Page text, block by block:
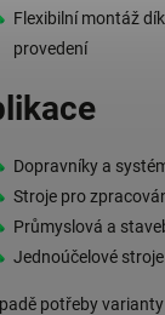
Flexibilní montáž
provedení
Dopravníky a
Stroje pro
Průmyslová a
Jednoúčelové
potřeby